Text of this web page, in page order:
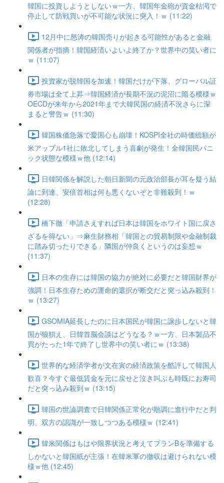
韓国に投資しようとしないｗ一方、韓国年金砲が資金枯渇で
停止して防戦買いが不可能な状況に突入！ｗ (11:22)
12月中に怒涛の韓国売りが起きる可能性があると金融
関係者が指摘！韓国経済いよいよ終了か？世界中の笑い者に
ｗ (11:07)
投資家が脱韓国を加速！韓国だけが下落、グローバル証
券市場は全て上昇⇒韓国経済が長期不況の泥沼に陥る模様ｗ
OECDが来年から2021年まで大韓民国の経済不況さらに深
まると警告ｗ (11:30)
韓国株価急落で愛国心も崩壊！KOSPI全社の時価総額が
米アップル1社に敗北してしまう喜劇が発生！全韓国民パニ
ック状態な模様ｗ他 (12:14)
日韓関係を解説した朝日新聞の元政治部長が耳を疑う結
論に到達、安倍首相は何も悪くないぞと非難殺到！ｗ
(12:28)
橋下徹「申請さえすれば日本は韓国をホワイト国に戻さ
ざるを得ない」⇒麻生財務相「韓国との貿易制限や金融制裁
に踏み切ったりできる」隣国が仲良くというのは妄想ｗ
(11:37)
日本の生存には韓国の協力が絶対に必要だと韓国財界が
強調！日本生存ための運命的選択が断交だと突っ込み殺到！
ｗ (13:27)
GSOMIA延長したのに日本国民が韓国に譲歩しないと韓
国が狼狽え、日韓首脳会談はどうなる？ｗ一方、日本製品不
買がたった1年で終了し世界中の笑い者にｗ (13:38)
世界的な経済学者が文在寅の経済政策を酷評して韓国人
歓喜？今すぐ最低賃金を元に戻せと泣き叫ぶも時既にお寿司
だと突っ込み殺到ｗ (13:15)
韓国の世論調査で日韓関係正常化が順調に進行中だと判
明、双方の認識が一致しつつある模様ｗ (12:41)
韓米関係はもはや限界状況と考えてプランBを準備する
しかないと韓国紙が主張！在韓米軍の撤収は避けられない模
様ｗ他 (12:45)